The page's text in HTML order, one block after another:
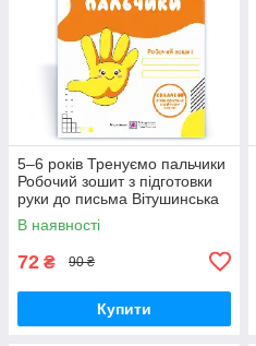
5–6 років Тренуємо пальчики
Робочий зошит з підготовки
руки до письма Вітушинська
Н., Пилипів О. ПіП
В наявності
72 ₴ 90 ₴
Купити